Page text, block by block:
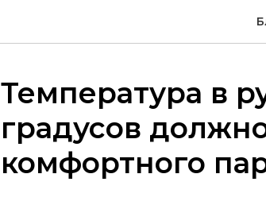
Температура в
градусов
комфортного